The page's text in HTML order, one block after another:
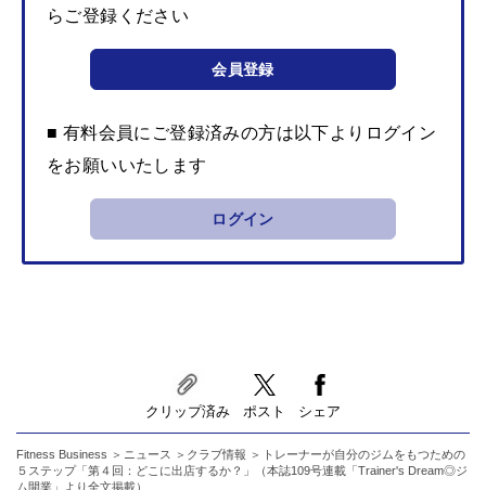
らご登録ください
会員登録
■ 有料会員にご登録済みの方は以下よりログイン
をお願いいたします
ログイン
クリップ済み ポスト シェア
Fitness Business ニュース クラブ情報
トレーナーが自分のジムをもつための
５ステップ「第４回：どこに出店するか？」（本誌109号連載「Trainer's Dream◎ジ
ム開業」より全文掲載）